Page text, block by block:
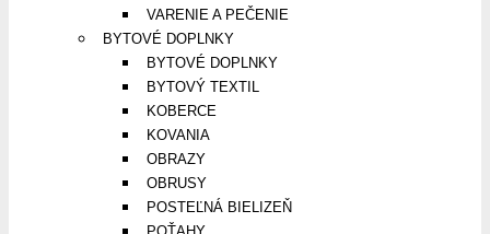
VARENIE A PEČENIE
BYTOVÉ DOPLNKY
BYTOVÉ DOPLNKY
BYTOVÝ TEXTIL
KOBERCE
KOVANIA
OBRAZY
OBRUSY
POSTEĽNÁ BIELIZEŇ